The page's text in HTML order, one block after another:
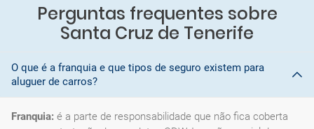
Perguntas frequentes sobre
Santa Cruz de Tenerife
O que é a franquia e que tipos de seguro existem para
aluguer de carros?
Franquia: é a parte de responsabilidade que não fica coberta